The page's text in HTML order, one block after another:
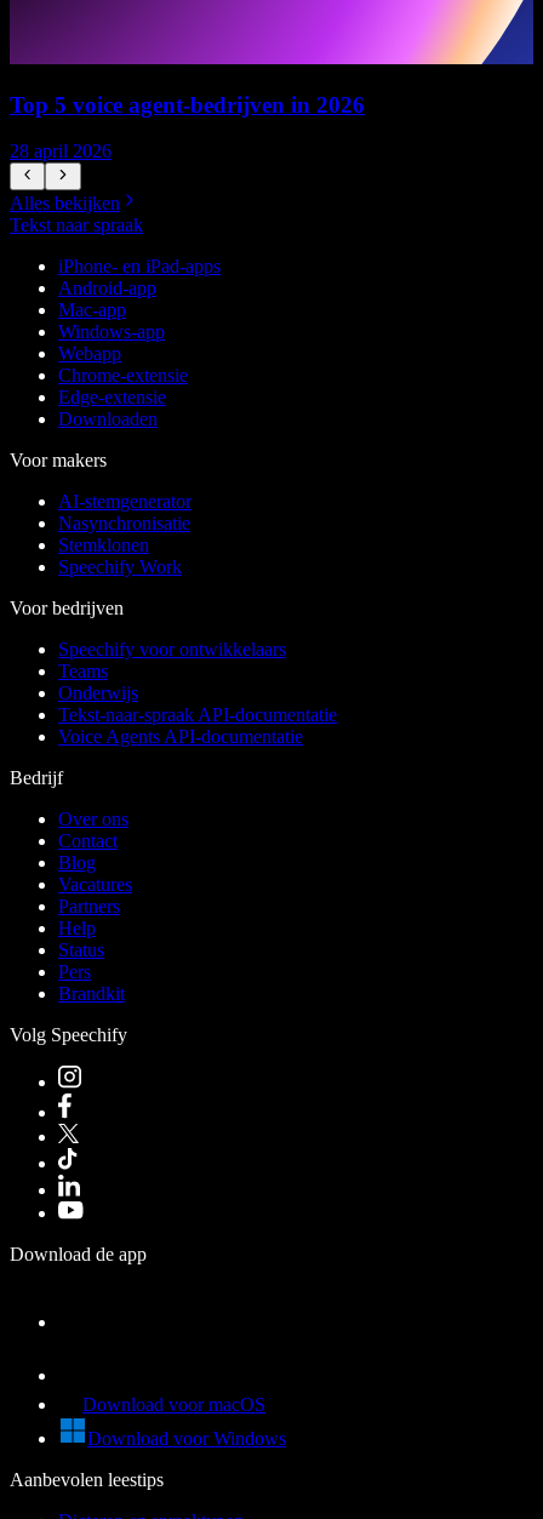
Top 5 voice agent-bedrijven in 2026
28 april 2026
Alles bekijken
Tekst naar spraak
iPhone- en iPad-apps
Android-app
Mac-app
Windows-app
Webapp
Chrome-extensie
Edge-extensie
Downloaden
Voor makers
AI-stemgenerator
Nasynchronisatie
Stemklonen
Speechify Work
Voor bedrijven
Speechify voor ontwikkelaars
Teams
Onderwijs
Tekst-naar-spraak API-documentatie
Voice Agents API-documentatie
Bedrijf
Over ons
Contact
Blog
Vacatures
Partners
Help
Status
Pers
Brandkit
Volg Speechify
Download de app
Download voor macOS
Download voor Windows
Aanbevolen leestips